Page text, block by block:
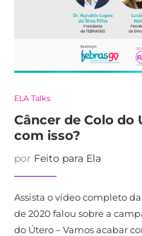
ELA Talks
Câncer de Colo do
com isso?
por Feito para Ela
Assista o vídeo completo
de 2020 falou sobre a
do Útero – Vamos acabar